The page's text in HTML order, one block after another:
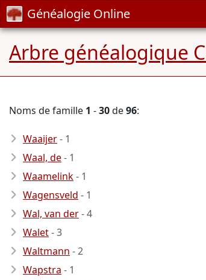
Généalogie Online
Arbre généalogique
Noms de famille 1 -30de96:
Waaijer- 1
Waal, de- 1
Waamelink- 1
Wagensveld - 1
Wal, van der- 4
Walet- 3
Waltmann - 2
Wapstra - 1